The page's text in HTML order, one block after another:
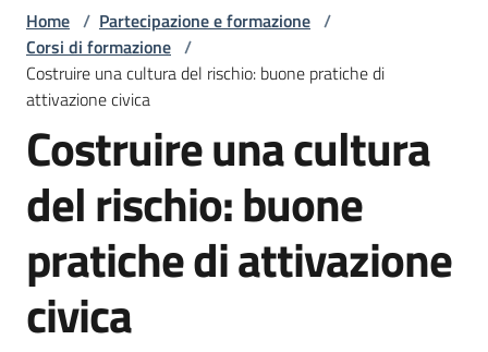
2023
Attualità
e
informazioni
Prevenzione
sicurezza
Home / Partecipazione e formazione /
Corsi di formazione /
Costruire una cultura del rischio: buone pratiche di
attivazione civica
Costruire una cultura
del rischio: buone
pratiche di attivazione
civica